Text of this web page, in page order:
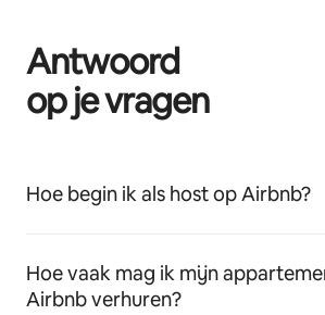
Antwoord
op je vragen
Hoe begin ik als host op Airbnb?
Hoe vaak mag ik mijn
Airbnb verhuren?